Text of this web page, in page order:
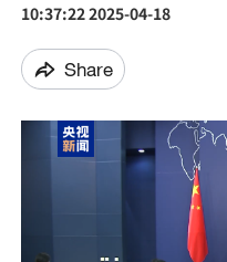
10:37:22 2025-04-18
Share